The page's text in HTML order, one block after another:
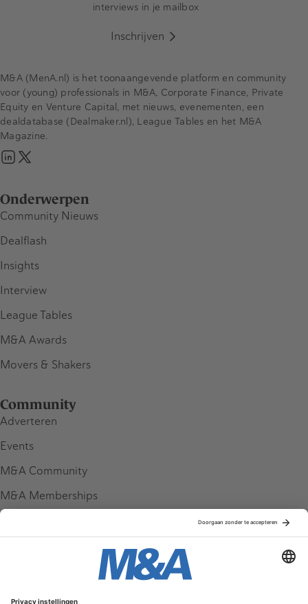
interviews in je mailbox
Inschrijven
Onderwerpen
Community Nieuws
Dealflash
Insights
Interview
League Tables
M&A Awards
Movers & Shakers
Community
Adverteren
Events
M&A Community
M&A Memberships
M&A (MenA.nl) is het toonaangevende platform en community
voor (young) professionals in M&A, Corporate Finance, Private
Equity en Venture Capital, met nieuws, evenementen, een
dealdatabase (Dealmaker.nl), League Tables en het M&A
Magazine.